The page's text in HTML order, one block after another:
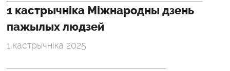
1 кастрычніка Міжнародны дзень
пажылых людзей
1 кастрычніка 2025